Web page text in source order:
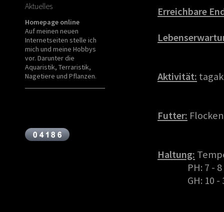
Aktuelles
Homepage online
Auf meinen neuen
Internetseiten stelle ich
mich und meine Hobbys
vor. Darunter die
Aquaristik, Terraristik,
Nagetiere und Pflanzen.
Erreichbare
Aktivität:
Futter:
Haltung:
PH: 7 - 8
GH: 10 -